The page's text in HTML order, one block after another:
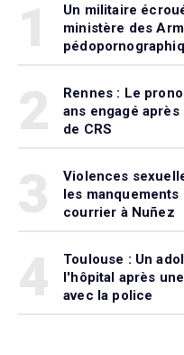
Un militaire
ministère des
Rennes : Le
ans engagé
de CRS
Violences
les
courrier à Nuñez
Toulouse : Un
l'hôpital après
avec la police